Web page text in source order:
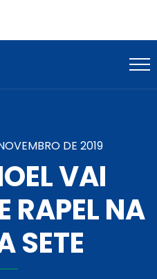
DE 2019
VAI
RAPEL NA
SETE